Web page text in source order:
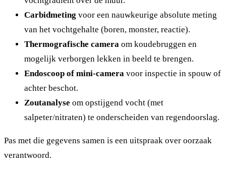
Carbidmeting voor een nauwkeurige absolute meting
van het vochtgehalte (boren, monster, reactie).
Thermografische camera om koudebruggen en
mogelijk verborgen lekken in beeld te brengen.
Endoscoop of mini-camera voor inspectie in spouw of
achter beschot.
Zoutanalyse om opstijgend vocht (met
salpeter/nitraten) te onderscheiden van regendoorslag.
Pas met die gegevens samen is een uitspraak over oorzaak
verantwoord.